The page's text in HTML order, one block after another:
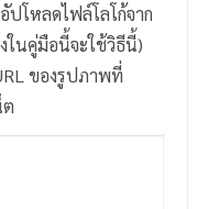
ปโหลดไฟล์โลโก้จาก
ในคู่มือนี้จะใช้วิธีนี้)
ของรูปภาพที่
ต